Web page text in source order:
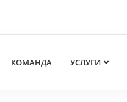
КОМАНДА УСЛУГИ